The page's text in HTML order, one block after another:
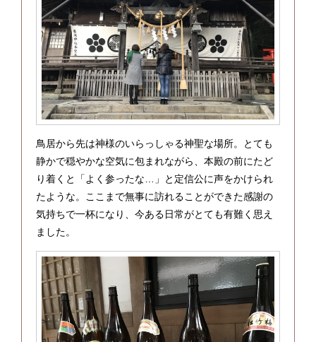
鳥居から先は神様のいらっしゃる神聖な場所。とても
静かで穏やかな空気に包まれながら、本殿の前にたど
り着くと「よく参ったな…」と定信公に声をかけられ
たような。ここまで無事に訪れることができた感謝の
気持ちで一杯になり、今ある日常がとても有難く思え
ました。